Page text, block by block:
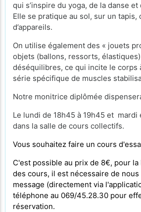
qui s’inspire du yoga, de la danse
Elle se pratique au sol, sur un tapis,
d’appareils.
On utilise également des « jouets
objets (ballons, ressorts,
déséquilibres, ce qui incite le corps
série spécifique de muscles
Notre monitrice diplômée
Le lundi de 18h45 à 19h45 et mardi
dans la salle de cours collectifs.
Vous souhaitez faire un cours
C'est possible au prix de 8€, pour
des cours, il est nécessaire de
message (directement via
téléphone au 069/45.28.30 pour
réservation.